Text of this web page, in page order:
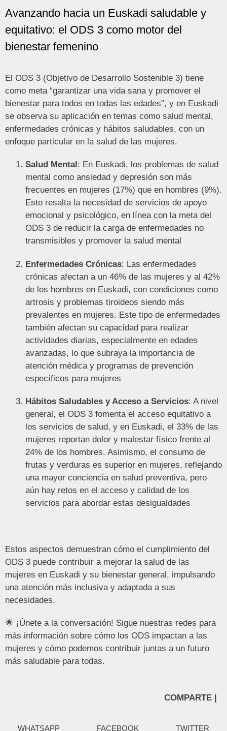
Avanzando hacia un Euskadi saludable y
equitativo: el ODS 3 como motor del
bienestar femenino
El ODS 3 (Objetivo de Desarrollo Sostenible 3) tiene
como meta “garantizar una vida sana y promover el
bienestar para todos en todas las edades”, y en Euskadi
se observa su aplicación en temas como salud mental,
enfermedades crónicas y hábitos saludables, con un
enfoque particular en la salud de las mujeres.
Salud Mental : En Euskadi, los problemas de salud
mental como ansiedad y depresión son más
frecuentes en mujeres (17%) que en hombres (9%).
Esto resalta la necesidad de servicios de apoyo
emocional y psicológico, en línea con la meta del
ODS 3 de reducir la carga de enfermedades no
transmisibles y promover la salud mental​
Enfermedades Crónicas: Las enfermedades
crónicas afectan a un 46% de las mujeres y al 42%
de los hombres en Euskadi, con condiciones como
artrosis y problemas tiroideos siendo más
prevalentes en mujeres. Este tipo de enfermedades
también afectan su capacidad para realizar
actividades diarias, especialmente en edades
avanzadas, lo que subraya la importancia de
atención médica y programas de prevención
específicos para mujeres​
Hábitos Saludables y Acceso a Servicios: A nivel
general, el ODS 3 fomenta el acceso equitativo a
los servicios de salud, y en Euskadi, el 33% de las
mujeres reportan dolor y malestar físico frente al
24% de los hombres. Asimismo, el consumo de
frutas y verduras es superior en mujeres, reflejando
una mayor conciencia en salud preventiva, pero
aún hay retos en el acceso y calidad de los
servicios para abordar estas desigualdades​
Estos aspectos demuestran cómo el cumplimiento del
ODS 3 puede contribuir a mejorar la salud de las
mujeres en Euskadi y su bienestar general, impulsando
una atención más inclusiva y adaptada a sus
necesidades.
🌟 ¡Únete a la conversación! Sigue nuestras redes para
más información sobre cómo los ODS impactan a las
mujeres y cómo podemos contribuir juntas a un futuro
más saludable para todas.
COMPARTE |
WHATSAPP FACEBOOK TWITTER